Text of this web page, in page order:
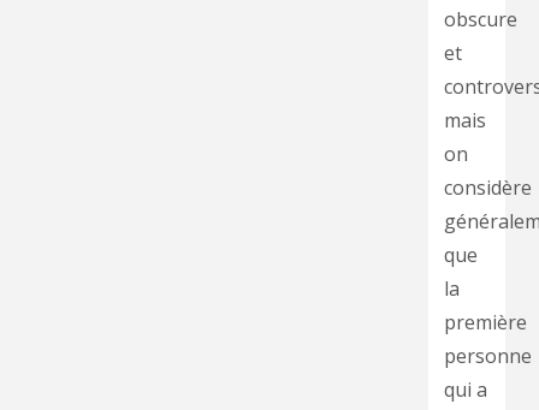
obscure
et
mais
on
considère
que
la
première
personne
qui a